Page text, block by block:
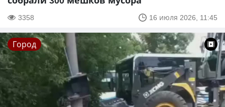
3358 16 июля 2026, 11:45
Город